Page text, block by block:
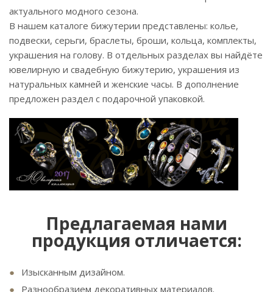
актуального модного сезона.
В нашем каталоге бижутерии представлены: колье,
подвески, серьги, браслеты, броши, кольца, комплекты,
украшения на голову. В отдельных разделах вы найдёте
ювелирную и свадебную бижутерию, украшения из
натуральных камней и женские часы. В дополнение
предложен раздел с подарочной упаковкой.
Предлагаемая нами
продукция отличается:
Изысканным дизайном.
Разнообразием декоративных материалов.